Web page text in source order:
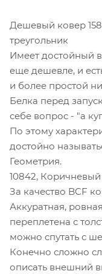
Дешевый ковер
треугольник
Имеет достойный
еще дешевле, и
и более простой
Белка перед
себе вопрос - "а
По этому
достойно
Геометрия.
10842,
За качество BCF
Аккуратная,
переплетена с
можно спутать с
Конечно сложно
описать внешний